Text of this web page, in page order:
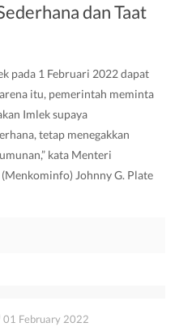
dan Taat
pada 1 Februari 2022 dapat
itu, pemerintah meminta
Imlek supaya
tetap menegakkan
kata Menteri
Johnny G. Plate
01 February 2022